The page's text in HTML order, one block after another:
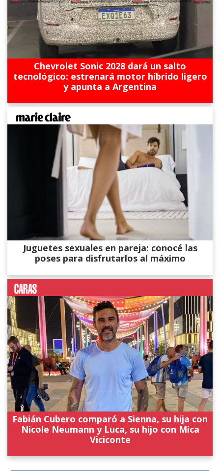
Chevrolet Sonic 2028 dará un salto
tecnológico: estrenará motor híbrido ligero
y apunta a Argentina
Juguetes sexuales en pareja: conocé las
poses para disfrutarlos al máximo
Fabián Cubero comparó a Sienna, su hija con
Nicole Neumann y Luca, su hijo con Mica
Viciconte